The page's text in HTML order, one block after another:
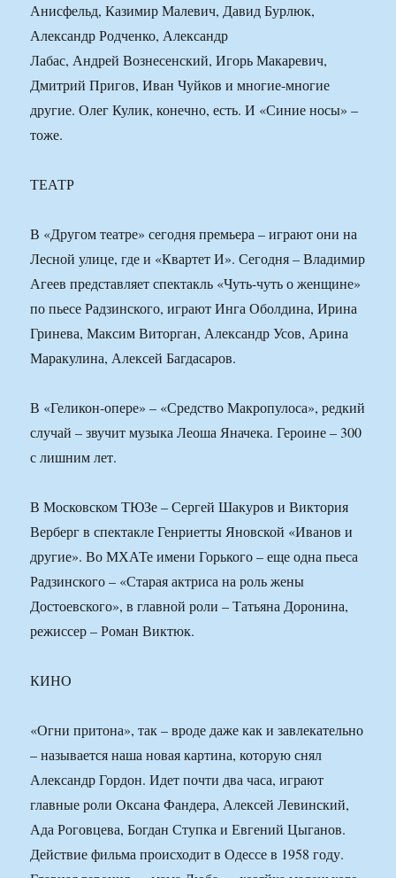
Анисфельд, Казимир Малевич, Давид Бурлюк,
Александр Родченко, Александр
Лабас, Андрей Вознесенский, Игорь Макаревич,
Дмитрий Пригов, Иван Чуйков и многие-многие
другие. Олег Кулик, конечно, есть. И «Синие носы» –
тоже.
ТЕАТР
В «Другом театре» сегодня премьера – играют они на
Лесной улице, где и «Квартет И». Сегодня – Владимир
Агеев представляет спектакль «Чуть-чуть о женщине»
по пьесе Радзинского, играют Инга Оболдина, Ирина
Гринева, Максим Виторган, Александр Усов, Арина
Маракулина, Алексей Багдасаров.
В «Геликон-опере» – «Средство Макропулоса», редкий
случай – звучит музыка Леоша Яначека. Героине – 300
с лишним лет.
В Московском ТЮЗе – Сергей Шакуров и Виктория
Верберг в спектакле Генриетты Яновской «Иванов и
другие». Во МХАТе имени Горького – еще одна пьеса
Радзинского – «Старая актриса на роль жены
Достоевского», в главной роли – Татьяна Доронина,
режиссер – Роман Виктюк.
КИНО
«Огни притона», так – вроде даже как и завлекательно
– называется наша новая картина, которую снял
Александр Гордон. Идет почти два часа, играют
главные роли Оксана Фандера, Алексей Левинский,
Ада Роговцева, Богдан Ступка и Евгений Цыганов.
Действие фильма происходит в Одессе в 1958 году.